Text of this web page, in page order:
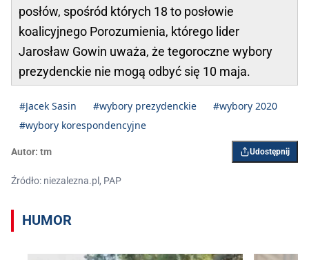
posłów, spośród których 18 to posłowie
koalicyjnego Porozumienia, którego lider
Jarosław Gowin uważa, że tegoroczne wybory
prezydenckie nie mogą odbyć się 10 maja.
#Jacek Sasin #wybory prezydenckie
#wybory 2020
#wybory korespondencyjne
Autor: tm Udostępnij
Źródło: niezalezna.pl, PAP
HUMOR